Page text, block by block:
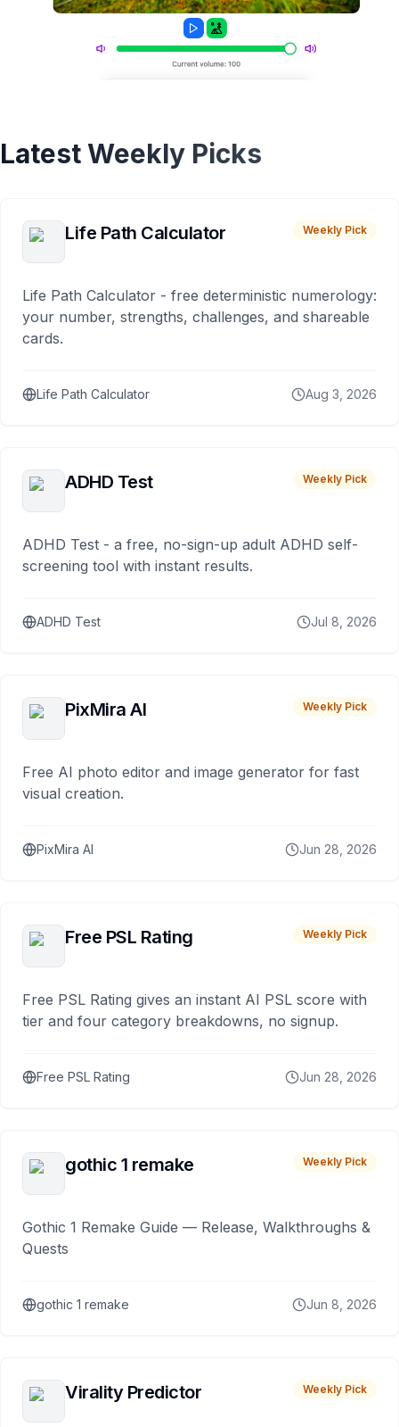
Latest Weekly Picks
Life Path Calculator Weekly Pick
Life Path Calculator - free deterministic numerology:
your number, strengths, challenges, and shareable
cards.
Life Path Calculator Aug 3, 2026
ADHD Test Weekly Pick
ADHD Test - a free, no-sign-up adult ADHD self-
screening tool with instant results.
ADHD Test Jul 8, 2026
PixMira AI Weekly Pick
Free AI photo editor and image generator for fast
visual creation.
PixMira AI Jun 28, 2026
Free PSL Rating Weekly Pick
Free PSL Rating gives an instant AI PSL score with
tier and four category breakdowns, no signup.
Free PSL Rating Jun 28, 2026
gothic 1 remake Weekly Pick
Gothic 1 Remake Guide — Release, Walkthroughs &
Quests
gothic 1 remake Jun 8, 2026
Virality Predictor Weekly Pick